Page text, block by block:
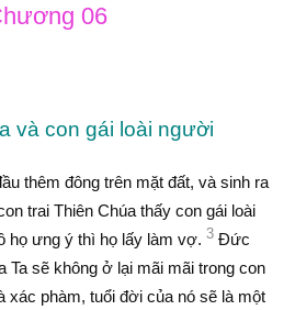
06
và con gái loài người
thêm đông trên mặt đất, và sinh ra
trai Thiên Chúa thấy con gái loài
họ ưng ý thì họ lấy làm vợ. 3 Ðức
Ta sẽ không ở lại mãi mãi trong con
phàm, tuổi đời của nó sẽ là một